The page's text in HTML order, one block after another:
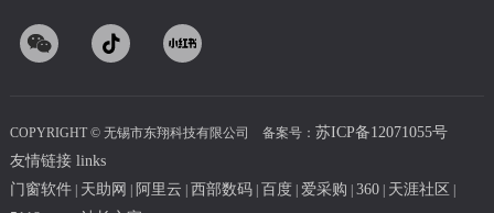
COPYRIGHT © 无锡市东翔科技有限公司 备案号： 苏ICP备12071055号
友情链接 links
门窗软件| 天助网 阿里云 西部数码| 百度| 爱采购 360| 天涯社区